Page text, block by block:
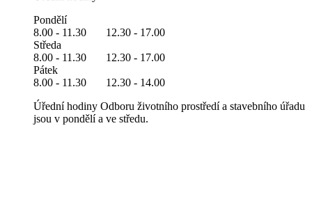
Pondělí
8.00 - 11.30 12.30 - 17.00
Středa
8.00 - 11.30 12.30 - 17.00
Pátek
8.00 - 11.30 12.30 - 14.00
Úřední hodiny Odboru životního prostředí a stavebního úřadu
jsou v pondělí a ve středu.